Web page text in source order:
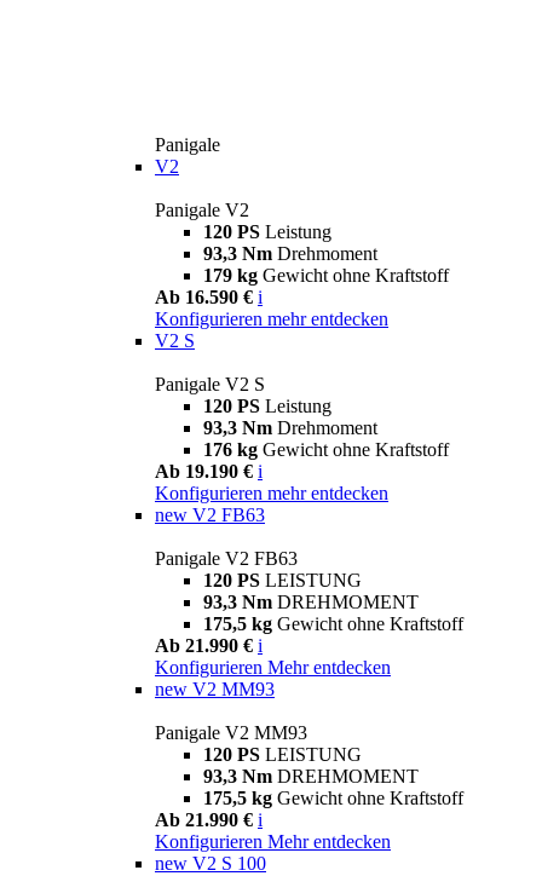
Panigale
V2
Panigale V2
120 PS Leistung
93,3 Nm Drehmoment
179 kg Gewicht ohne Kraftstoff
Ab 16.590 € i
Konfigurieren mehr entdecken
V2 S
Panigale V2 S
120 PS Leistung
93,3 Nm Drehmoment
176 kg Gewicht ohne Kraftstoff
Ab 19.190 € i
Konfigurieren mehr entdecken
new V2 FB63
Panigale V2 FB63
120 PS LEISTUNG
93,3 Nm DREHMOMENT
175,5 kg Gewicht ohne Kraftstoff
Ab 21.990 € i
Konfigurieren Mehr entdecken
new V2 MM93
Panigale V2 MM93
120 PS LEISTUNG
93,3 Nm DREHMOMENT
175,5 kg Gewicht ohne Kraftstoff
Ab 21.990 € i
Konfigurieren Mehr entdecken
new V2 S 100